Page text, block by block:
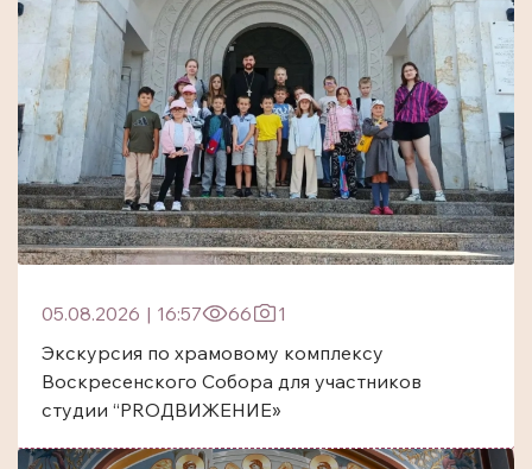
05.08.2026 | 16:57 66
1
Экскурсия по храмовому комплексу
Воскресенского Собора для участников
студии “PROДВИЖЕНИЕ»